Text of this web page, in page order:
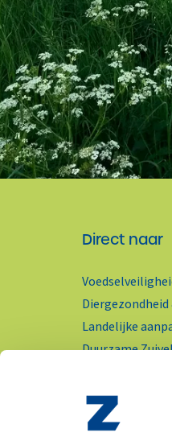
Direct naar
Landelijke
Duurzame
RSS-feed